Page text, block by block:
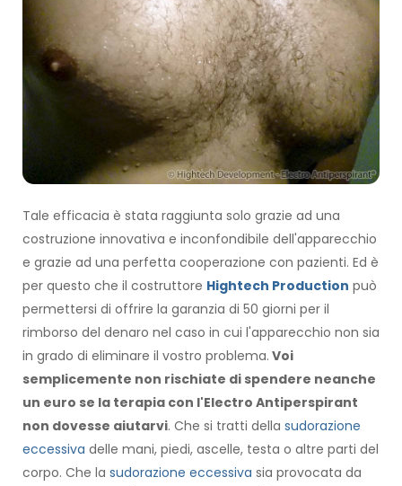
Tale efficacia è stata raggiunta solo grazie ad una
costruzione innovativa e inconfondibile dell'apparecchio
e grazie ad una perfetta cooperazione con pazienti. Ed è
per questo che il costruttore Hightech Production può
permettersi di offrire la garanzia di 50 giorni per il
rimborso del denaro nel caso in cui l'apparecchio non sia
in grado di eliminare il vostro problema. Voi
semplicemente non rischiate di spendere neanche
un euro se la terapia con l'Electro Antiperspirant
non dovesse aiutarvi. Che si tratti della sudorazione
eccessiva delle mani, piedi, ascelle, testa o altre parti del
corpo. Che la sudorazione eccessiva sia provocata da